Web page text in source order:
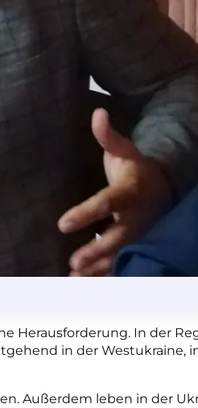
Herausforderung. In der
in der Westukraine,
Außerdem leben in der